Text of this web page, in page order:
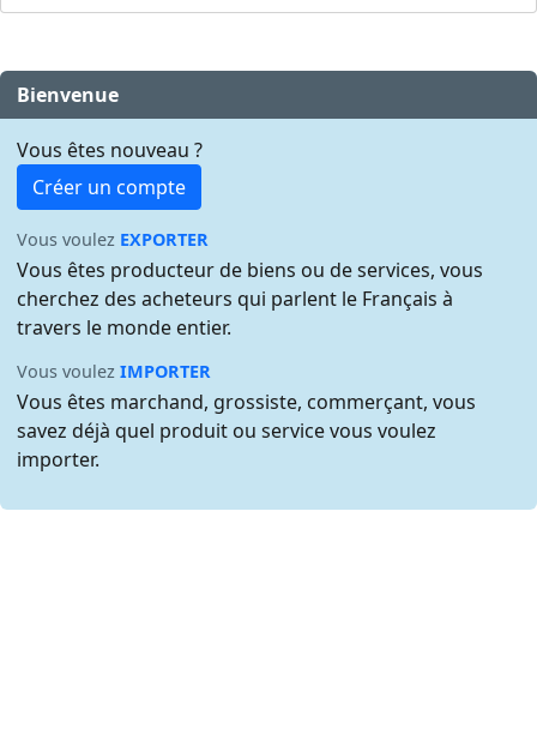
Bienvenue
Vous êtes nouveau ?
Créer un compte
Vous voulez EXPORTER
Vous êtes producteur de biens ou de services, vous
cherchez des acheteurs qui parlent le Français à
travers le monde entier.
Vous voulezIMPORTER
Vous êtes marchand, grossiste, commerçant, vous
savez déjà quel produit ou service vous voulez
importer.